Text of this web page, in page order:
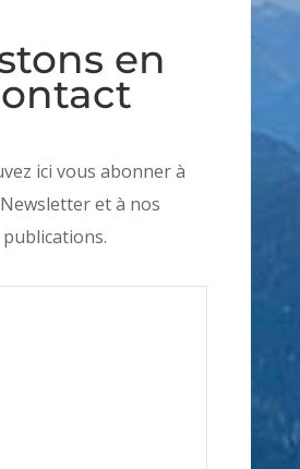
en
ici vous abonner à
et à nos
publications.